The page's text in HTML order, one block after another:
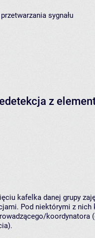
sygnału
z
kafelka danej grupy
Pod niektórymi z nich
koordynatora